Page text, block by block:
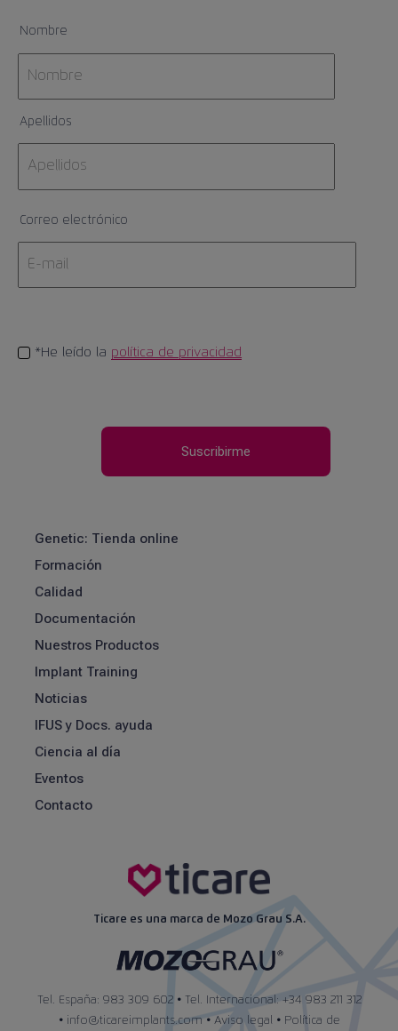
Nombre
Apellidos
Correo electrónico
*He leído la política de privacidad
Genetic: Tienda online
Formación
Calidad
Documentación
Nuestros Productos
Implant Training
Noticias
IFUS y Docs. ayuda
Ciencia al día
Eventos
Contacto
Ticare es una marca de Mozo Grau S.A.
Tel. España: 983 309 602 • Tel. Internacional: +34 983 211 312
• info@ticareimplants.com • Aviso legal • Política de